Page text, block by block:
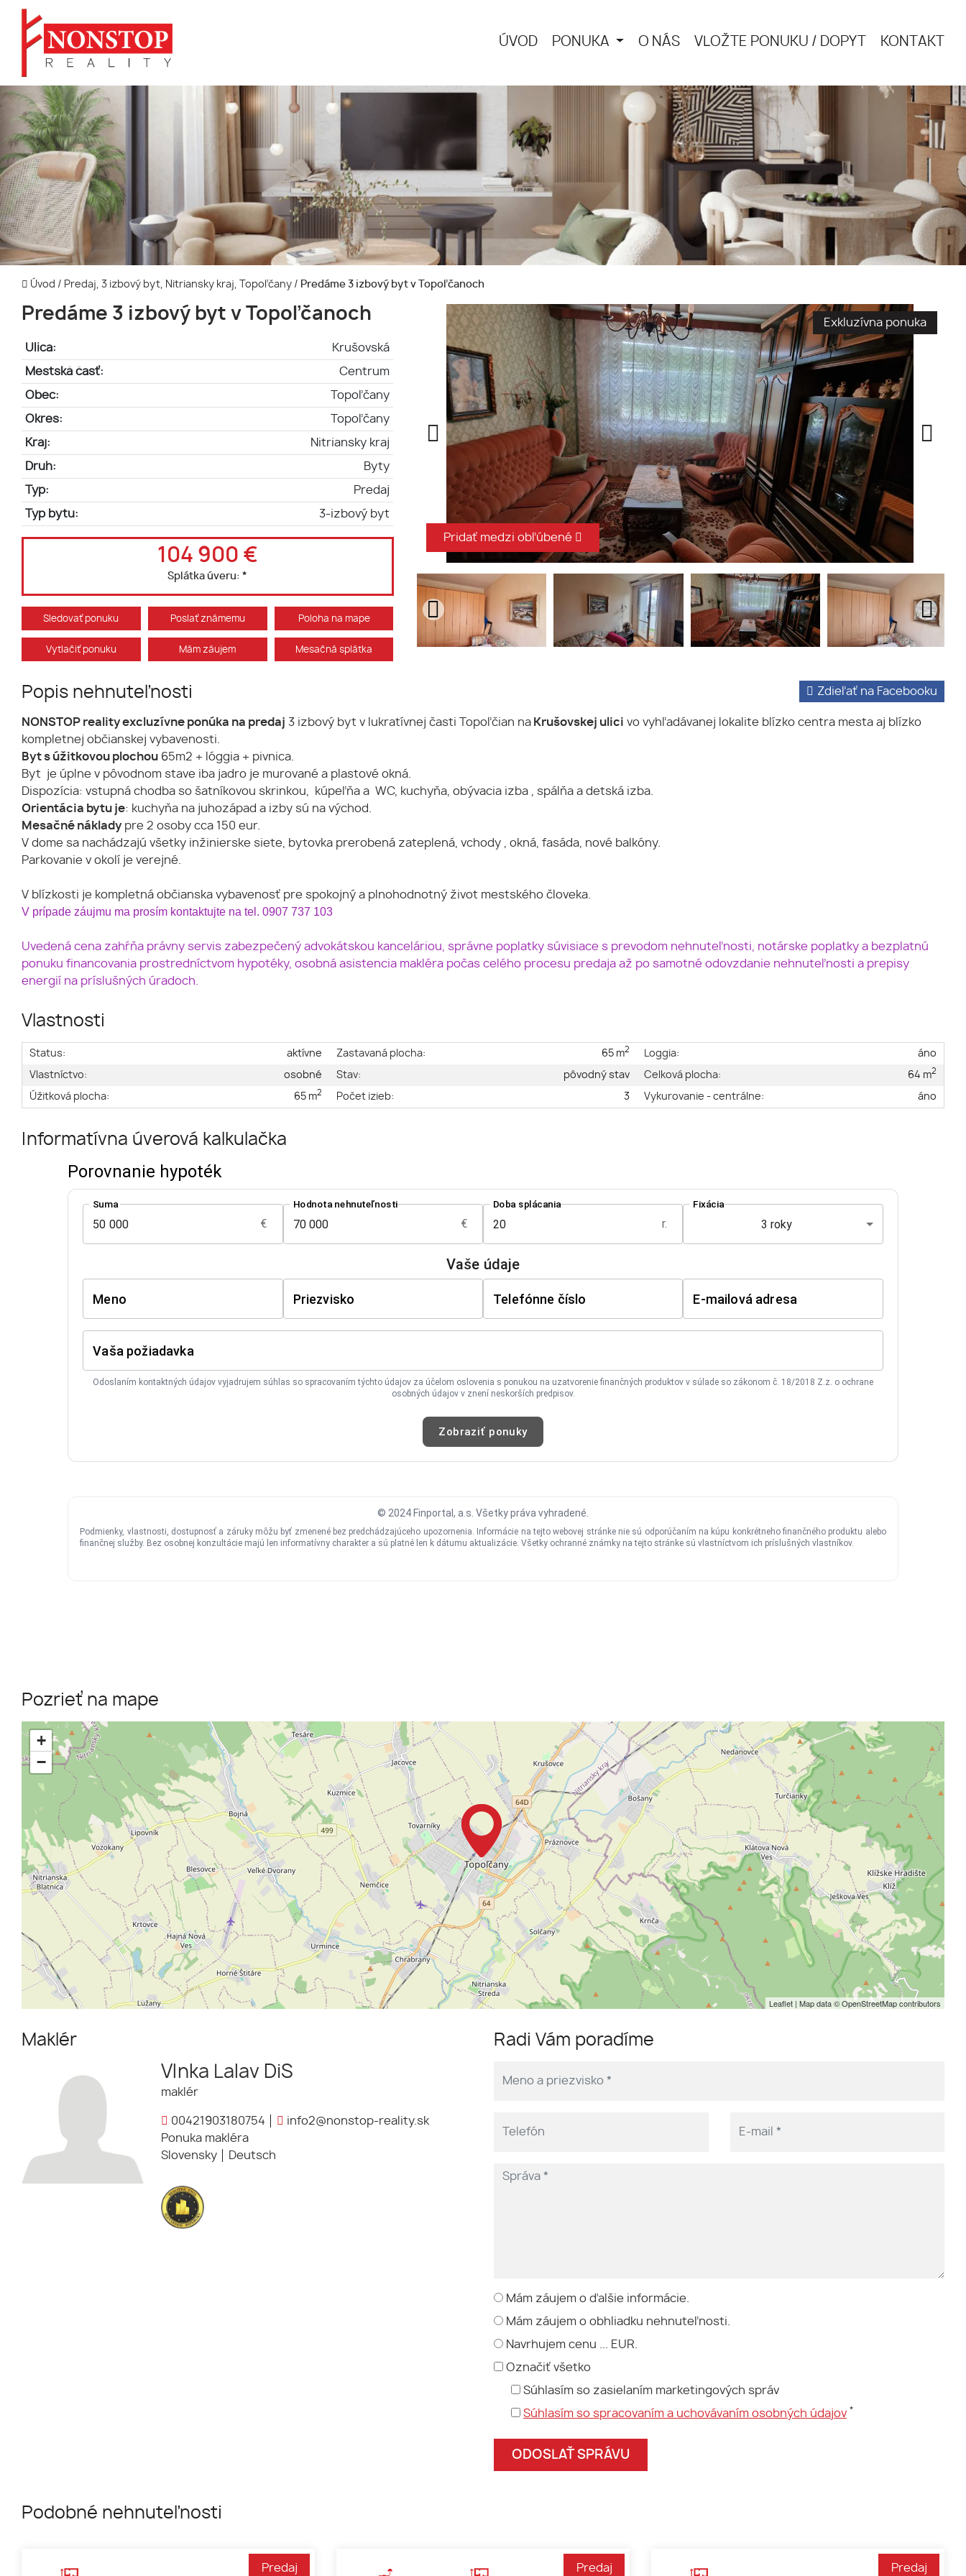
ÚVOD PONUKA O NÁS VLOŽTE PONUKU / DOPYT KONTAKT
Úvod / Predaj, 3 izbový byt, Nitriansky kraj, Topoľčany / Predáme 3 izbový byt v Topoľčanoch
Predáme 3 izbový byt v Topoľčanoch
Ulica: Krušovská
Mestská časť: Centrum
Obec: Topoľčany
Okres: Topoľčany
Kraj: Nitriansky kraj
Druh: Byty
Typ: Predaj
Typ bytu: 3-izbový byt
104 900 €
Splátka úveru:*
Sledovať ponuku Poslať známemu Poloha na mape
Vytlačiť ponuku Mám záujem Mesačná splátka
Exkluzívna ponuka
Pridať medzi obľúbené
Popis nehnuteľnosti Zdieľať na Facebooku
NONSTOP reality excluzívne ponúka na predaj 3 izbový byt v lukratívnej časti Topoľčian na Krušovskej ulici vo vyhľadávanej lokalite blízko centra mesta aj blízko
kompletnej občianskej vybavenosti.
Byt s úžitkovou plochou 65m2 + lóggia + pivnica.
Byt je úplne v pôvodnom stave iba jadro je murované a plastové okná.
Dispozícia: vstupná chodba so šatníkovou skrinkou, kúpeľňa a WC, kuchyňa, obývacia izba , spálňa a detská izba.
Orientácia bytu je: kuchyňa na juhozápad a izby sú na východ.
Mesačné náklady pre 2 osoby cca 150 eur.
V dome sa nachádzajú všetky inžinierske siete, bytovka prerobená zateplená, vchody , okná, fasáda, nové balkóny.
Parkovanie v okolí je verejné.
V blízkosti je kompletná občianska vybavenosť pre spokojný a plnohodnotný život mestského človeka.
V prípade záujmu ma prosím kontaktujte na tel. 0907 737 103
Uvedená cena zahŕňa právny servis zabezpečený advokátskou kanceláriou, správne poplatky súvisiace s prevodom nehnuteľnosti, notárske poplatky a bezplatnú
ponuku financovania prostredníctvom hypotéky, osobná asistencia makléra počas celého procesu predaja až po samotné odovzdanie nehnuteľnosti a prepisy
energií na príslušných úradoch.
Vlastnosti
Status:
aktívne
Vlastníctvo:
osobné
Úžitková plocha:
65 m2
Zastavaná plocha: 65 m2
Stav:
pôvodný stav
Počet izieb:
3
Loggia:
áno
Celková plocha:
64 m2
Vykurovanie - centrálne: áno
Informatívna úverová kalkulačka
Pozrieť na mape
+
−
Leaflet | Map data ©OpenStreetMapcontributors
Maklér
Vlnka Lalav DiS
maklér
00421903180754
info2@nonstop-reality.sk
Ponuka makléra
Slovensky
Deutsch
Radi Vám poradíme
Mám záujem o ďalšie informácie.
Mám záujem o obhliadku nehnuteľnosti.
Navrhujem cenu ... EUR.
Označiť všetko
Súhlasím so zasielaním marketingových správ
Súhlasím so spracovaním a uchovávaním osobných údajov *
Podobné nehnuteľnosti
Predaj Predaj Predaj